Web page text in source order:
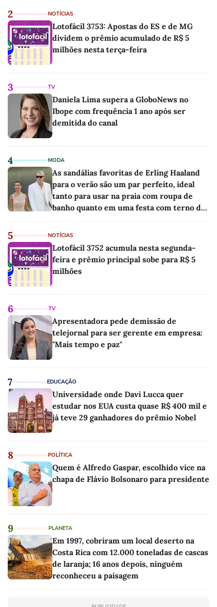
2 NOTÍCIAS
Lotofácil 3753: Apostas do ES e de MG
dividem o prêmio acumulado de R$ 5
milhões nesta terça-feira
3 TV
Daniela Lima supera a GloboNews no
Ibope com frequência 1 ano após ser
demitida do canal
4 MODA
As sandálias favoritas de Erling Haaland
para o verão são um par perfeito, ideal
tanto para usar na praia com roupa de
banho quanto em uma festa com terno de
5 NOTÍCIAS
Lotofácil 3752 acumula nesta segunda-
feira e prêmio principal sobe para R$ 5
milhões
6 TV
Apresentadora pede demissão de
telejornal para ser gerente em empresa:
"Mais tempo e paz"
7 EDUCAÇÃO
Universidade onde Davi Lucca quer
estudar nos EUA custa quase R$ 400 mil e
já teve 29 ganhadores do prêmio Nobel
8 POLÍTICA
Quem é Alfredo Gaspar, escolhido vice na
chapa de Flávio Bolsonaro para presidente
9 PLANETA
Em 1997, cobriram um local deserto na
Costa Rica com 12.000 toneladas de cascas
de laranja; 16 anos depois, ninguém
reconheceu a paisagem